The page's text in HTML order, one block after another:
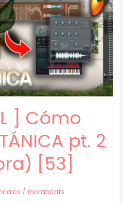
] Cómo
pt. 2
[53]
/morabeats